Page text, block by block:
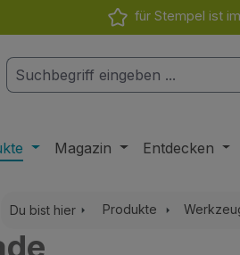
für Stempel ist
Magazin Entdecken
Du bist hier Produkte